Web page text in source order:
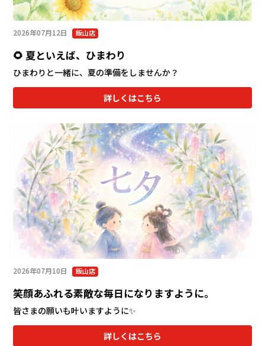
2026年07月12日 飯山店
🌻 夏といえば、ひまわり
ひまわりと一緒に、夏の準備をしませんか？
詳しくはこちら
2026年07月10日 飯山店
笑顔あふれる素敵な毎日になりますように。
皆さまの願いも叶いますように✨
詳しくはこちら